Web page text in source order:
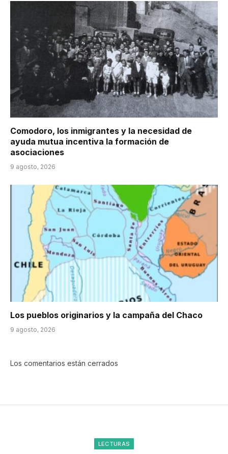
Comodoro, los inmigrantes y la necesidad de
ayuda mutua incentiva la formación de
asociaciones
9 agosto, 2026
Los pueblos originarios y la campaña del Chaco
9 agosto, 2026
Los comentarios están cerrados
LECTURAS